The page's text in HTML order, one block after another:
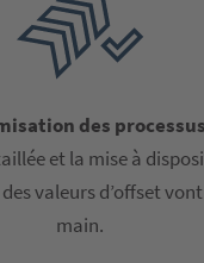
des processus
et la mise à
valeurs d’offset
main.